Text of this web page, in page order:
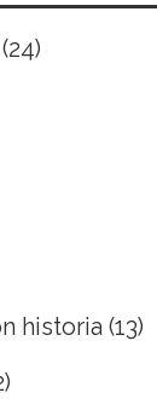
(24)
historia (13)